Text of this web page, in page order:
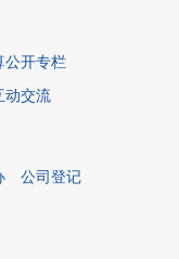
公开专栏
动交流
公司登记